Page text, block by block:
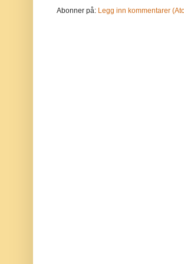
Abonner på: Legg inn kommentarer